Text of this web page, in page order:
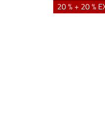
20 % + 20 %